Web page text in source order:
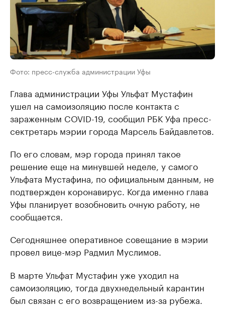
Фото: пресс-служба администрации Уфы
Глава администрации Уфы Ульфат Мустафин
ушел на самоизоляцию после контакта с
зараженным COVID-19, сообщил РБК Уфа пресс-
сектретарь мэрии города Марсель Байдавлетов.
По его словам, мэр города принял такое
решение еще на минувшей неделе, у самого
Ульфата Мустафина, по официальным данным, не
подтвержден коронавирус. Когда именно глава
Уфы планирует возобновить очную работу, не
сообщается.
Сегодняшнее оперативное совещание в мэрии
провел вице-мэр Радмил Муслимов.
В марте Ульфат Мустафин уже уходил на
самоизоляцию, тогда двухнедельный карантин
был связан с его возвращением из-за рубежа.